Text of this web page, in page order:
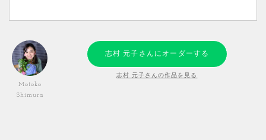
Motoko
Shimura
志村 元子さんにオーダーする
志村 元子さんの作品を見る